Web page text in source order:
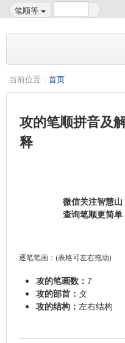
笔顺等
当前位置： 首页
攻的笔顺拼音及
释
微信关注智慧山
查询笔顺更简单
逐笔笔画：(表格可左右拖动)
攻的笔画数： 7
攻的部首： 攵
攻的结构： 左右结构